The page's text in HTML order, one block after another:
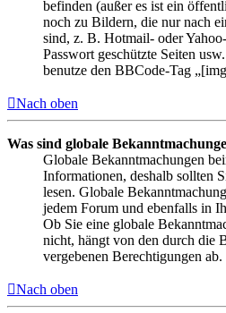
befinden (außer es ist ein
noch zu Bildern, die nur nach
sind, z. B. Hotmail- oder
Passwort geschützte Seiten
benutze den BBCode-Tag
Nach oben
Was sind globale
Globale Bekanntmachungen
Informationen, deshalb sollten
lesen. Globale
jedem Forum und ebenfalls in
Ob Sie eine globale
nicht, hängt von den durch die
vergebenen Berechtigungen ab.
Nach oben